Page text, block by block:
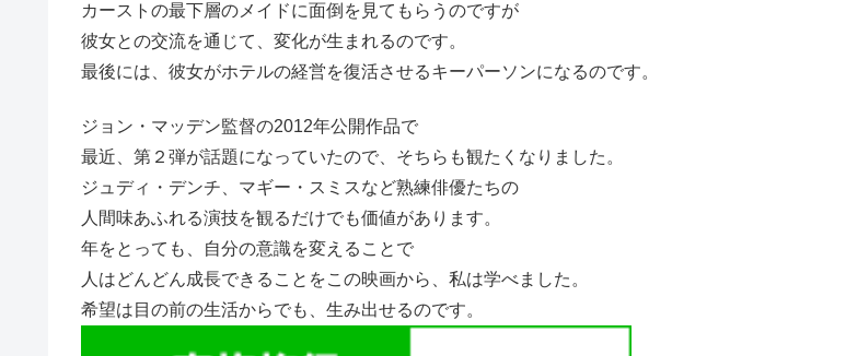
カーストの最下層のメイドに面倒を見てもらうのですが
彼女との交流を通じて、変化が生まれるのです。
最後には、彼女がホテルの経営を復活させるキーパーソンになるのです。
ジョン・マッデン監督の2012年公開作品で
最近、第２弾が話題になっていたので、そちらも観たくなりました。
ジュディ・デンチ、マギー・スミスなど熟練俳優たちの
人間味あふれる演技を観るだけでも価値があります。
年をとっても、自分の意識を変えることで
人はどんどん成長できることをこの映画から、私は学べました。
希望は目の前の生活からでも、生み出せるのです。